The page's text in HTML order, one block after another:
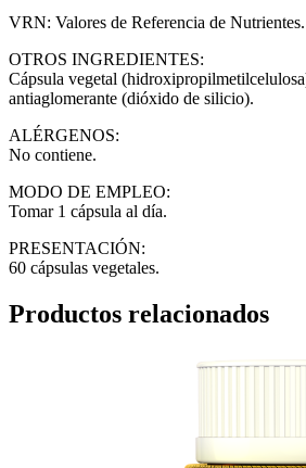
VRN: Valores de Referencia de Nutrientes.
OTROS INGREDIENTES:
Cápsula vegetal
antiaglomerante (dióxido de silicio).
ALÉRGENOS:
No contiene.
MODO DE EMPLEO:
Tomar 1 cápsula al día.
PRESENTACIÓN:
60 cápsulas vegetales.
Productos relacionados